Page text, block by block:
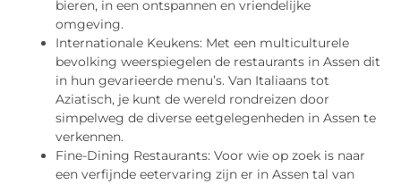
bieren, in een ontspannen en vriendelijke
omgeving.
Internationale Keukens: Met een multiculturele
bevolking weerspiegelen de restaurants in Assen dit
in hun gevarieerde menu’s. Van Italiaans tot
Aziatisch, je kunt de wereld rondreizen door
simpelweg de diverse eetgelegenheden in Assen te
verkennen.
Fine-Dining Restaurants: Voor wie op zoek is naar
een verfijnde eetervaring zijn er in Assen tal van